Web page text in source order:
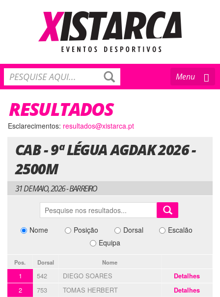
Toggle
navigation
Menu
RESULTADOS
Esclarecimentos: resultados@xistarca.pt
CAB - 9ª LÉGUA AGDAK 2026 -
2500M
31 DE MAIO, 2026 - BARREIRO
Nome Posição Dorsal
Escalão
Equipa
Pos. Dorsal Nome
1 542 DIEGO SOARES Detalhes
2 753 TOMAS HERBERT Detalhes